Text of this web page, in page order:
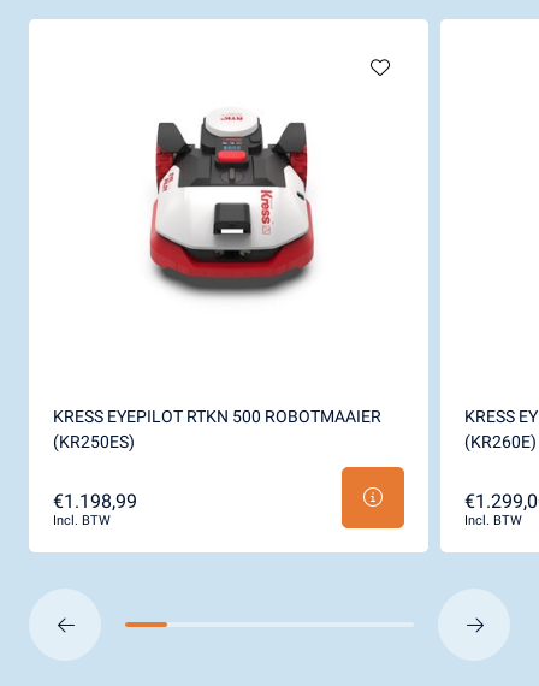
KRESS EYEPILOT RTKN 500 ROBOTMAAIER
(KR250ES)
€1.198,99
Incl. BTW
KRESS
(KR260E)
Incl. BTW